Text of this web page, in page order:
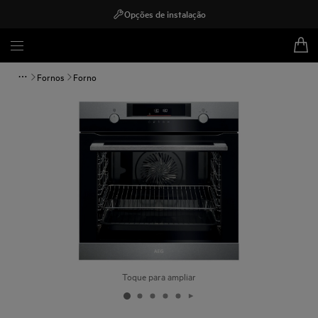
Opções de instalação
Fornos Forno
Toque para ampliar